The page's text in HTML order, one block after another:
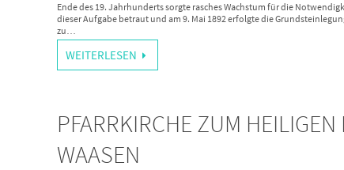
Ende des 19. Jahrhunderts sorgte rasches Wachstum für die
dieser Aufgabe betraut und am 9. Mai 1892 erfolgte die
zu…
WEITERLESEN
PFARRKIRCHE ZUM
WAASEN